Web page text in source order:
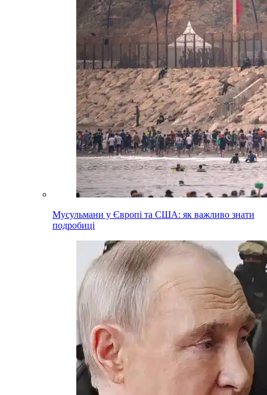
Мусульмани у Європі та США: як важливо знати
подробиці